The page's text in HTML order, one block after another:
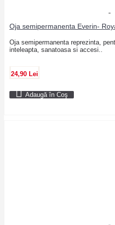
Oja semipermanenta Everin-
Oja semipermanenta reprezinta,
inteleapta, sanatoasa si accesi..
24,90 Lei
Adaugă în Coş